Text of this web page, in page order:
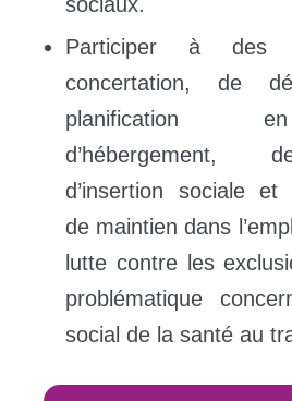
Participer à des
concertation, de
planification
d’hébergement,
d’insertion sociale et
de maintien dans
lutte contre les
problématique
social de la santé au